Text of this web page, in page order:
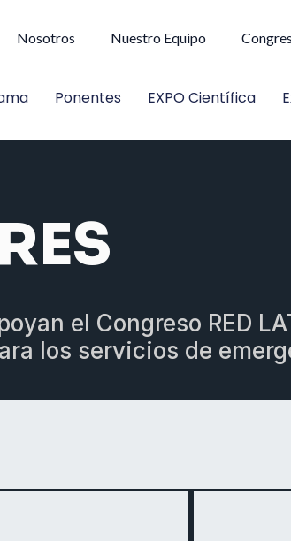
Nosotros Nuestro Equipo
Ponentes EXPO Científica
el Congreso RED
los servicios de